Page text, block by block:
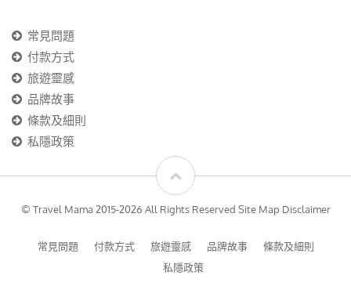
常見問題
付款方式
旅遊靈感
品牌故事
條款及細則
私隱政策
© Travel Mama 2015-2026 All Rights Reserved Site Map Disclaimer
常見問題 付款方式 旅遊靈感 品牌故事
條款及細則
私隱政策